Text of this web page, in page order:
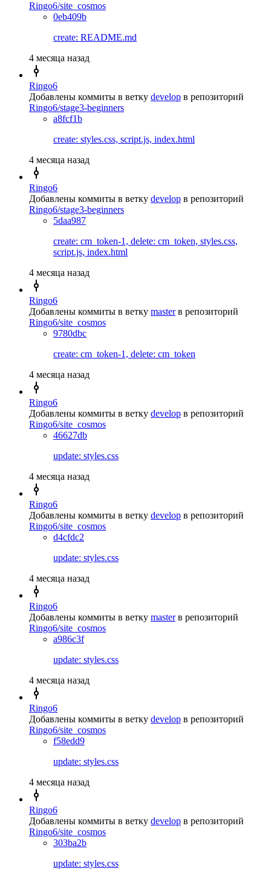
Ringo6/site_cosmos
0eb409b
create: README.md
4 месяца назад
Ringo6
Добавлены коммиты в ветку develop в репозиторий
Ringo6/stage3-beginners
a8fcf1b
create: styles.css, script.js, index.html
4 месяца назад
Ringo6
Добавлены коммиты в ветку develop в репозиторий
Ringo6/stage3-beginners
5daa987
create: cm_token-1, delete: cm_token, styles.css,
script.js, index.html
4 месяца назад
Ringo6
Добавлены коммиты в ветку master в репозиторий
Ringo6/site_cosmos
9780dbc
create: cm_token-1, delete: cm_token
4 месяца назад
Ringo6
Добавлены коммиты в ветку develop в репозиторий
Ringo6/site_cosmos
46627db
update: styles.css
4 месяца назад
Ringo6
Добавлены коммиты в ветку develop в репозиторий
Ringo6/site_cosmos
d4cfdc2
update: styles.css
4 месяца назад
Ringo6
Добавлены коммиты в ветку master в репозиторий
Ringo6/site_cosmos
a986c3f
update: styles.css
4 месяца назад
Ringo6
Добавлены коммиты в ветку develop в репозиторий
Ringo6/site_cosmos
f58edd9
update: styles.css
4 месяца назад
Ringo6
Добавлены коммиты в ветку develop в репозиторий
Ringo6/site_cosmos
303ba2b
update: styles.css